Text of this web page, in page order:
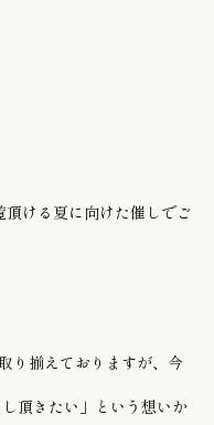
頂ける夏に向けた催しでご
り揃えておりますが、今
頂きたい 」という想いか